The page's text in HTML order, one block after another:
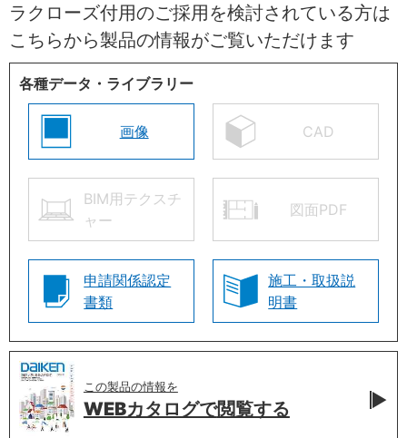
ラクローズ付用のご採用を検討されている方は
こちらから製品の情報がご覧いただけます
各種データ・ライブラリー
画像 CAD
BIM用テクスチ
ャー
図面PDF
申請関係認定
書類
施工・取扱説
明書
この製品の情報を
WEBカタログで閲覧する